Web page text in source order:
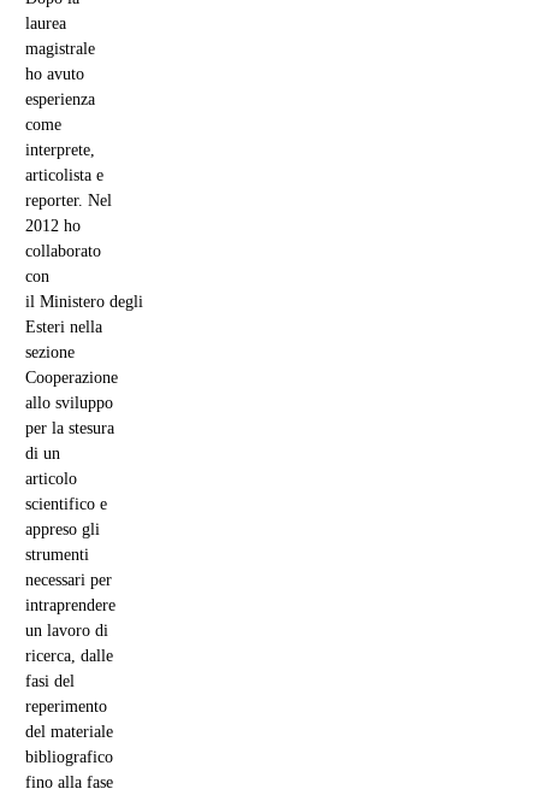
laurea
magistrale
ho avuto
esperienza
come
interprete,
articolista e
reporter. Nel
2012 ho
collaborato
con
il Ministero degli
Esteri nella
sezione
Cooperazione
allo sviluppo
per la stesura
di un
articolo
scientifico e
appreso gli
strumenti
necessari per
intraprendere
un lavoro di
ricerca, dalle
fasi del
reperimento
del materiale
bibliografico
fino alla fase